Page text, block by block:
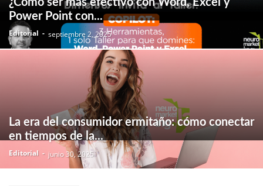
¿Cómo ser más efectivo con Word, Excel y
Power Point con...
Editorial - septiembre 2, 2025
La era del consumidor ermitaño: cómo conectar
en tiempos de la...
Editorial - junio 30, 2025